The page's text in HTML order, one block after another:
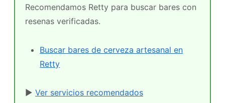
Recomendamos Retty para buscar bares con
resenas verificadas.
Buscar bares de cerveza artesanal en
Retty
▶ Ver servicios recomendados